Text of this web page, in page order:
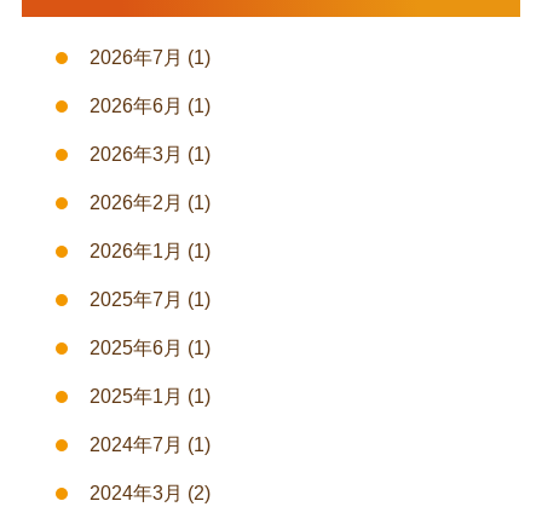
2026年7月 (1)
2026年6月 (1)
2026年3月 (1)
2026年2月 (1)
2026年1月 (1)
2025年7月 (1)
2025年6月 (1)
2025年1月 (1)
2024年7月 (1)
2024年3月 (2)